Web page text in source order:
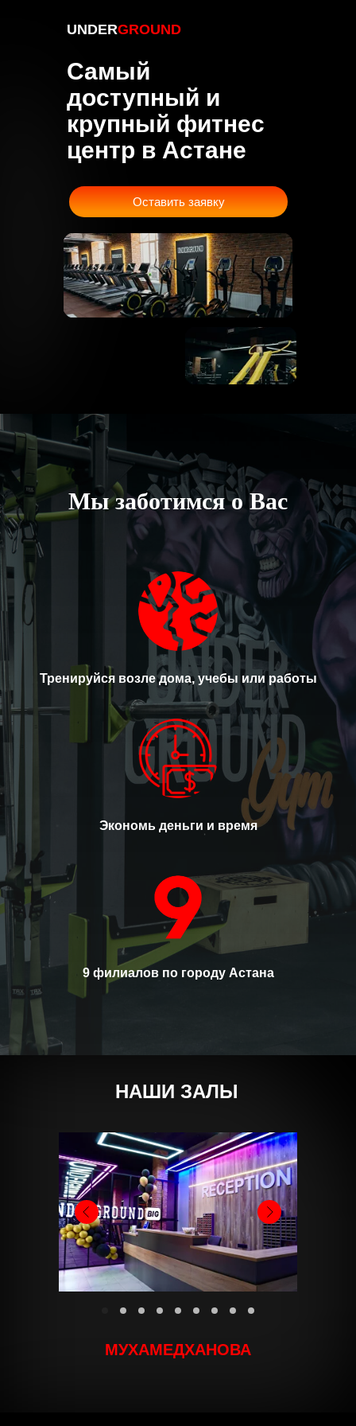
Самый
доступный и
крупный фитнес
центр в Астане
UNDERGROUND
Оставить заявку
Мы заботимся о Вас
Тренируйся возле дома, учебы или работы
Экономь деньги и время
9 филиалов по городу Астана
МУХАМЕДХАНОВА
НАШИ ЗАЛЫ